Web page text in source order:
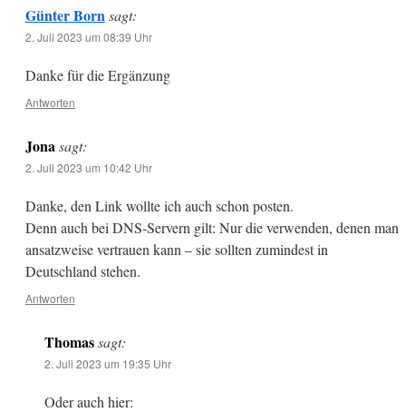
Günter Born sagt:
2. Juli 2023 um 08:39 Uhr
Danke für die Ergänzung
Antworten
Jona sagt:
2. Juli 2023 um 10:42 Uhr
Danke, den Link wollte ich auch schon posten.
Denn auch bei DNS-Servern gilt: Nur die verwenden, denen man
ansatzweise vertrauen kann – sie sollten zumindest in
Deutschland stehen.
Antworten
Thomas sagt:
2. Juli 2023 um 19:35 Uhr
Oder auch hier: